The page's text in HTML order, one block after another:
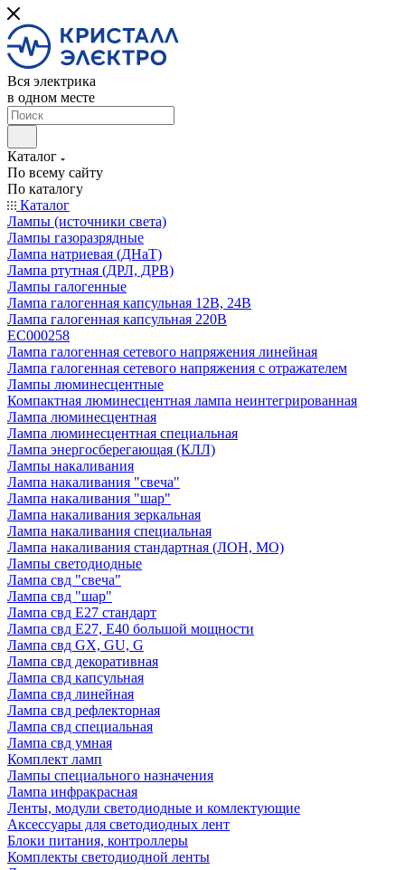
Вся электрика
в одном месте
Каталог
По всему сайту
По каталогу
Каталог
Лампы (источники света)
Лампы газоразрядные
Лампа натриевая (ДНаТ)
Лампа ртутная (ДРЛ, ДРВ)
Лампы галогенные
Лампа галогенная капсульная 12В, 24В
Лампа галогенная капсульная 220В
EC000258
Лампа галогенная сетевого напряжения линейная
Лампа галогенная сетевого напряжения с отражателем
Лампы люминесцентные
Компактная люминесцентная лампа неинтегрированная
Лампа люминесцентная
Лампа люминесцентная специальная
Лампа энергосберегающая (КЛЛ)
Лампы накаливания
Лампа накаливания "свеча"
Лампа накаливания "шар"
Лампа накаливания зеркальная
Лампа накаливания специальная
Лампа накаливания стандартная (ЛОН, МО)
Лампы светодиодные
Лампа свд "свеча"
Лампа свд "шар"
Лампа свд E27 стандарт
Лампа свд E27, Е40 большой мощности
Лампа свд GX, GU, G
Лампа свд декоративная
Лампа свд капсульная
Лампа свд линейная
Лампа свд рефлекторная
Лампа свд специальная
Лампа свд умная
Комплект ламп
Лампы специального назначения
Лампа инфракрасная
Ленты, модули светодиодные и комлектующие
Аксессуары для светодиодных лент
Блоки питания, контроллеры
Комплекты светодиодной ленты